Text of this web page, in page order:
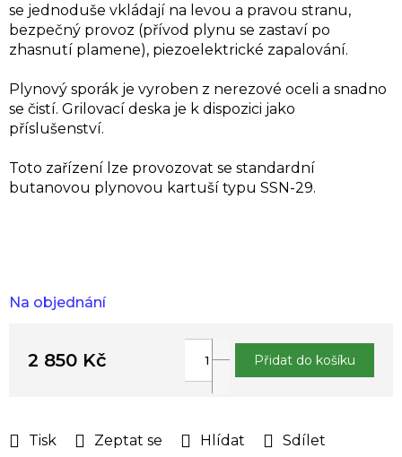
Na objednání
se jednoduše vkládají na levou a pravou stranu,
bezpečný provoz (přívod plynu se zastaví po
zhasnutí plamene), piezoelektrické zapalování.
Plynový sporák je vyroben z nerezové oceli a snadno
se čistí. Grilovací deska je k dispozici jako
příslušenství.
Toto zařízení lze provozovat se standardní
butanovou plynovou kartuší typu SSN-29.
Tisk Zeptat se Hlídat Sdílet
2 850 Kč Přidat do košíku